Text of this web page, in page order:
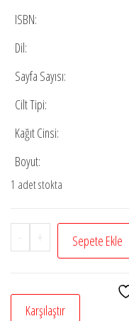
ISBN:
Dil:
Sayfa Sayısı:
Cilt Tipi:
Kağıt Cinsi:
Boyut:
1 adet stokta
-
Kur'an
ve
Göre
Fakirlik
+ Sepete Ekle
Karşılaştır